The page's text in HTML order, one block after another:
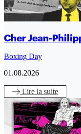
Cher Jean-
Boxing Day
01.08.2026
Lire la suite